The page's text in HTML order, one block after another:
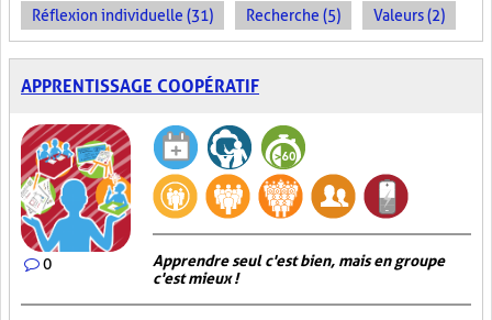
Réflexion individuelle (31) Recherche (5) Valeurs (2)
APPRENTISSAGE COOPÉRATIF
0
Apprendre seul c'est bien, mais en groupe
c'est mieux !